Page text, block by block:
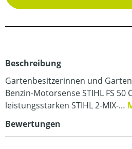
Beschreibung
Gartenbesitzerinnen und
Benzin-Motorsense STIHL FS 50
leistungsstarken STIHL 2-MIX-…
Bewertungen